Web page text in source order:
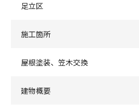
足立区
施工箇所
屋根塗装、笠木交換
建物概要